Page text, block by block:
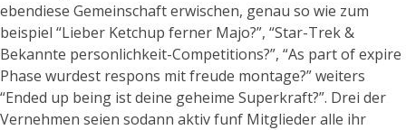
ebendiese Gemeinschaft erwischen, genau so wie zum
beispiel “Lieber Ketchup ferner Majo?”, “Star-Trek &
Bekannte personlichkeit-Competitions?”, “As part of expire
Phase wurdest respons mit freude montage?” weiters
“Ended up being ist deine geheime Superkraft?”. Drei der
Vernehmen seien sodann aktiv funf Mitglieder alle ihr